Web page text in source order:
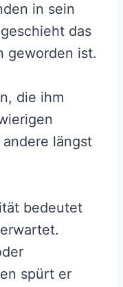
in sein
das
geworden ist.
die ihm
längst
bedeutet
spürt er